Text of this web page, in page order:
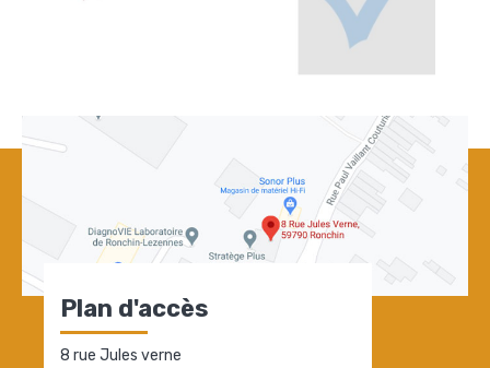
Plan d'accès
8 rue Jules verne